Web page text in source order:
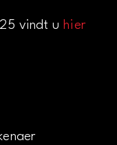
vindt u hier